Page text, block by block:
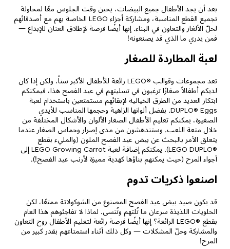
بعد أن يجد الأطفال جميع البيضات، يحين وقت الجلوس معًا لمحاولة
تجميع القطع المناسبة، ومشاركة أجزاء LEGO الخاصة بهم مع أصدقائهم
لحلّ الألغاز والتعاون في البناء. إنها أيضًا فرصة لإطلاق العنان للإبداع —
فمن يدري ما الذي قد يصنعونه!
لعبة المطاردة للصغار
تعد مجموعات وقوالب ®LEGO رائعة للأطفال الأكبر سناً، ولكن إذا كان
لديكم أطفالاً صغارًا ترغبون في تسليتهم في عيد الفصح هذا، فيمكنكم
ابتكار العديد من الطرق الخيالية لإبقائهم مستمتعين باستخدام لعبة
DUPLO® Eggs. بفضل ألوانها الزاهية وحجمها المناسب للأيدي
الصغيرة، يمكنكم تعليم الأطفال الصغار الألوان والأشكال المختلفة من
خلال متعة اللعب. وستندهشون من مدى إصرار وحماس الصغار عندما
يتعلق الأمر بالبحث عن بيض عيد الفصح الملون (والمليء بقطع
®LEGO DUPLO). يمكنكم إضافة لعبة LEGO Growing Carrot إلى
أجواء المرح (حيث يمكنهم بناؤها كهدية مميزة لأرنب عيد الفصح!).
اصنعوا ذكريات تدوم
قد يكون صيد بيض عيد الفصح المصنوع من الشوكولاتة ممتعًا، لكن
الحلويات اللذيذة سرعان ما تُلتهم وتُنسى. لماذا لا تفاجئوهم هذا العام
بقطع ®LEGO الرائعة؟ إنها أيضًا فرصة رائعة لتعليم الأطفال روح التعاون
والمشاركة وحلّ المشكلات — وكل ذلك أثناء استمتاعهم بقدر كبير من
المرح!